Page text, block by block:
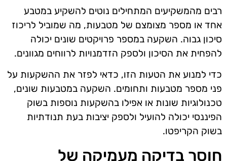
רבים מהמשקיעים המתחילים נוטים להשקיע במטבע
אחד או מספר מצומצם של מטבעות, מה שמוביל לריכוז
סיכון גבוה. השקעה במספר פרויקטים שונים יכולה
להפחית את הסיכון ולספק הזדמנויות לרווחים מגוונים.
כדי למנוע את הטעות הזו, כדאי לפזר את ההשקעות על
פני מספר מטבעות ותחומים. השקעה במטבעות שונים,
טכנולוגיות שונות או אפילו בהשקעות נוספות בשוק
הפיננסי יכולה להועיל ולספק יציבות בעת תנודתיות
בשוק הקריפטו.
חוסר בדיקה מעמיקה של